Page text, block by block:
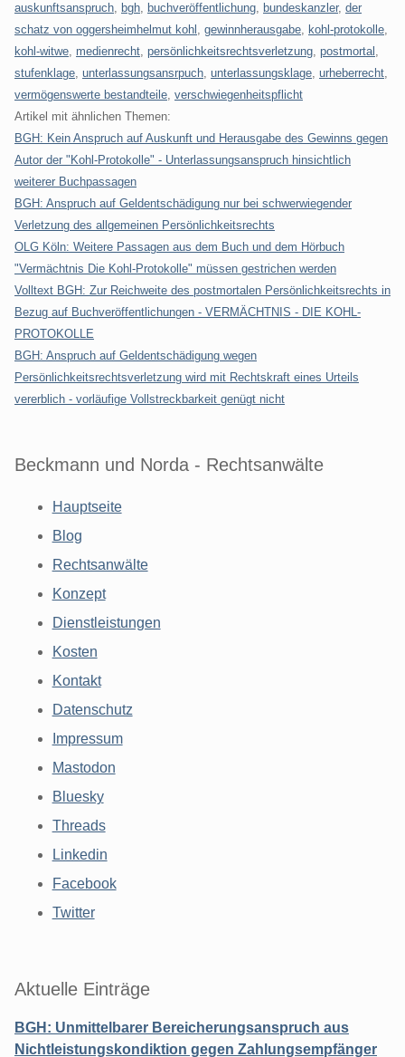
auskunftsanspruch
bgh buchveröffentlichung bundeskanzler, der
schatz von oggersheimhelmut kohl
gewinnherausgabe kohl-protokolle
kohl-witwe medienrecht persönlichkeitsrechtsverletzung postmortal
stufenklage unterlassungsansrpuch unterlassungsklage urheberrecht
vermögenswerte bestandteile verschwiegenheitspflicht
Artikel mit ähnlichen Themen:
BGH: Kein Anspruch auf Auskunft und Herausgabe des Gewinns gegen
Autor der "Kohl-Protokolle" - Unterlassungsanspruch hinsichtlich
weiterer Buchpassagen
BGH: Anspruch auf Geldentschädigung nur bei schwerwiegender
Verletzung des allgemeinen Persönlichkeitsrechts
OLG Köln: Weitere Passagen aus dem Buch und dem Hörbuch
"Vermächtnis Die Kohl-Protokolle" müssen gestrichen werden
Volltext BGH: Zur Reichweite des postmortalen Persönlichkeitsrechts in
Bezug auf Buchveröffentlichungen - VERMÄCHTNIS - DIE KOHL-
PROTOKOLLE
BGH: Anspruch auf Geldentschädigung wegen
Persönlichkeitsrechtsverletzung wird mit Rechtskraft eines Urteils
vererblich - vorläufige Vollstreckbarkeit genügt nicht
Beckmann und Norda - Rechtsanwälte
Hauptseite
Blog
Rechtsanwälte
Konzept
Dienstleistungen
Kosten
Kontakt
Datenschutz
Impressum
Mastodon
Bluesky
Threads
Linkedin
Facebook
Twitter
Aktuelle Einträge
BGH: Unmittelbarer Bereicherungsanspruch aus
Nichtleistungskondiktion gegen Zahlungsempfänger